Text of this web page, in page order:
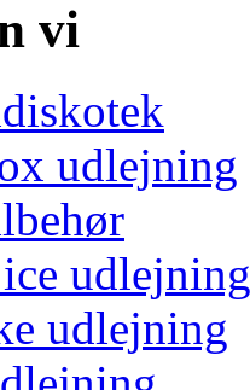
vi
udlejning
udlejning
udlejning